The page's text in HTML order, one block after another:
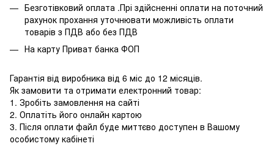
Безготівковий оплата .Прі здійсненні оплати на поточний
рахунок прохання уточнювати можливість оплати
товарів з ПДВ або без ПДВ
На карту Приват банка ФОП
Гарантія від виробника від 6 міс до 12 місяців.
Як замовити та отримати електронний товар:
1. Зробіть замовлення на сайті
2. Оплатіть його онлайн картою
3. Після оплати файл буде миттєво доступен в Вашому
особистому кабінеті